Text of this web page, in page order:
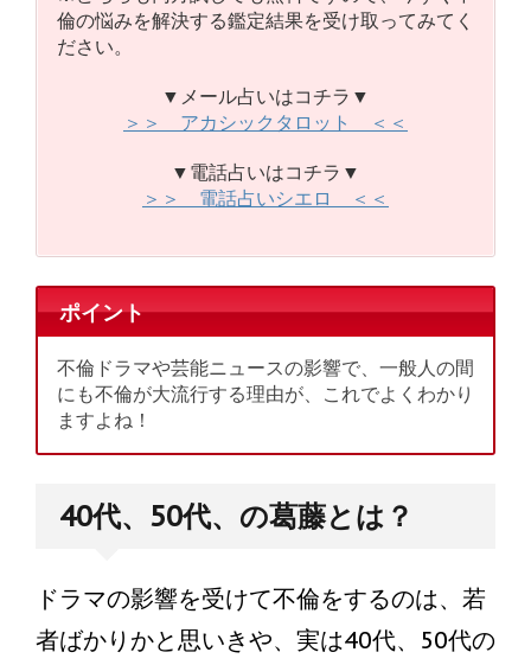
倫の悩みを解決する鑑定結果を受け取ってみてく
ださい。
▼メール占いはコチラ▼
＞＞ アカシックタロット ＜＜
▼電話占いはコチラ▼
＞＞ 電話占いシエロ ＜＜
ポイント
不倫ドラマや芸能ニュースの影響で、一般人の間
にも不倫が大流行する理由が、これでよくわかり
ますよね！
40代、50代、の葛藤とは？
ドラマの影響を受けて不倫をするのは、若
者ばかりかと思いきや、実は40代、50代の